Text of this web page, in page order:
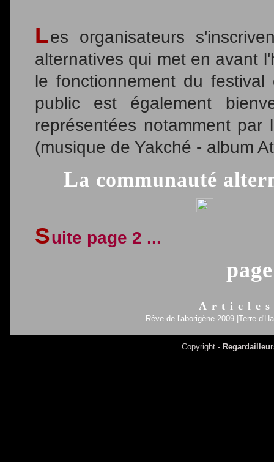
Les organisateurs
alternatives qui met en avant
le fonctionnement du
public est également
représentées notamment
(musique de Yakché - album
La communauté
Suite page 2 ...
Articles
Rêve de l'aborigène 2009| Terre
Copyright -